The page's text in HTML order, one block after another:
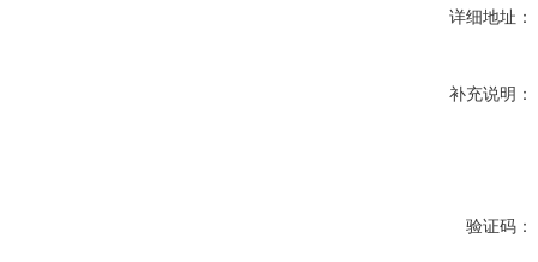
详细地址：
补充说明：
验证码：